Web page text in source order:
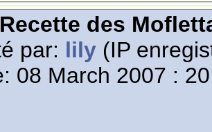
des
par: lily (IP
08 March 2007 :